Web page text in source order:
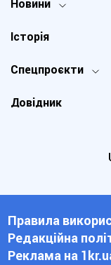
Новини
Спецпроєкти
Історія
Довідник
Правила
Редакційна
Реклама на